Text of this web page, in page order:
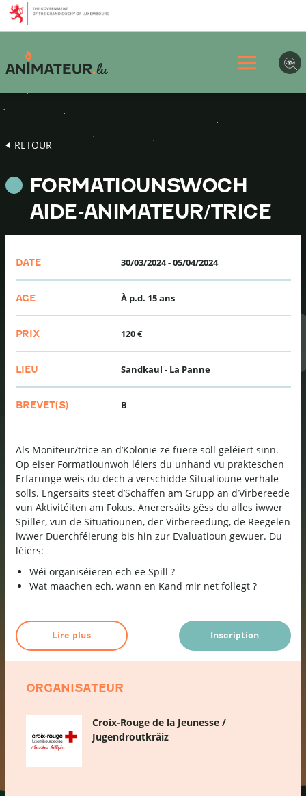
Aller
au
menu
principal
Aller
au
contenu
Aller
au
pied
page
RETOUR
FORMATIOUNSWOCH
AIDE-ANIMATEUR/TRICE
DATE 30/03/2024-05/04/2024
AGE À p.d. 15 ans
PRIX 120 €
LIEU Sandkaul - La Panne
BREVET(S) B
Als Moniteur/trice an d’Kolonie ze fuere soll geléiert sinn.
Op eiser Formatiounwoh léiers du unhand vu prakteschen
Erfarunge weis du dech a verschidde Situatioune verhale
solls. Engersäits steet d’Schaffen am Grupp an d’Virbereede
vun Aktivitéiten am Fokus. Anerersäits gëss du alles iwwer
Spiller, vun de Situatiounen, der Virbereedung, de Reegelen
iwwer Duerchféierung bis hin zur Evaluatioun gewuer. Du
léiers:
Wéi organiséieren ech ee Spill ?
Wat maachen ech, wann en Kand mir net follegt ?
Lire plus Inscription
ORGANISATEUR
Croix-Rouge de la Jeunesse /
Jugendroutkräiz